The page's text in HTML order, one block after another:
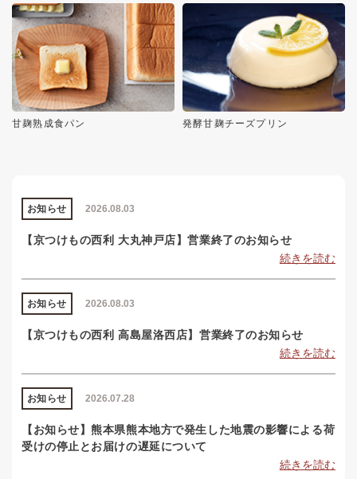
甘麹熟成食パン 発酵甘麹チーズプリン
2026.08.03
お知らせ
【京つけもの西利 大丸神戸店】営業終了のお知らせ
続きを読む
2026.08.03
お知らせ
【京つけもの西利 高島屋洛西店】営業終了のお知らせ
続きを読む
2026.07.28
お知らせ
【お知らせ】熊本県熊本地方で発生した地震の影響による荷
受けの停止とお届けの遅延について
続きを読む